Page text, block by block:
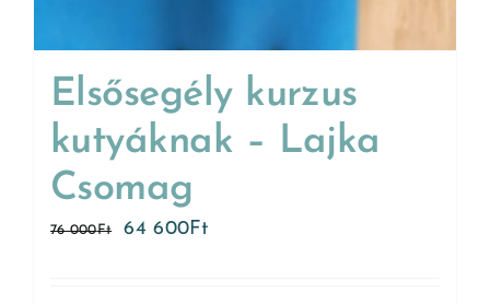
Elsősegély kurzus
kutyáknak – Lajka
Csomag
76 000Ft 64 600Ft